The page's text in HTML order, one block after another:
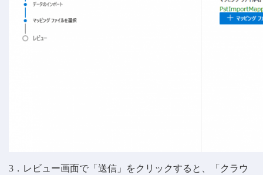
3．レビュー画面で「送信」をクリックすると、「クラウ